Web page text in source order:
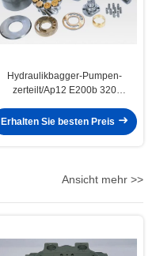
Hydraulikbagger-Pumpen-
zerteilt/Ap12 E200b 320
Erhalten Sie besten Preis
Ansicht mehr >>